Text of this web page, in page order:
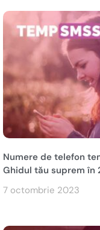
Numere de telefon
Ghidul tău suprem în
7 octombrie 2023